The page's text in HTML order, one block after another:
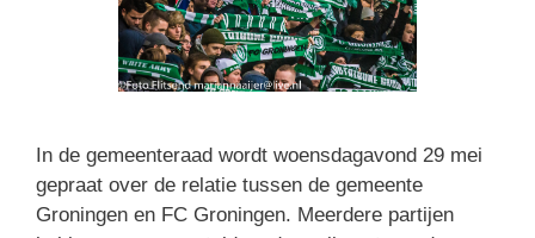
In de gemeenteraad wordt woensdagavond 29 mei
gepraat over de relatie tussen de gemeente
Groningen en FC Groningen. Meerdere partijen